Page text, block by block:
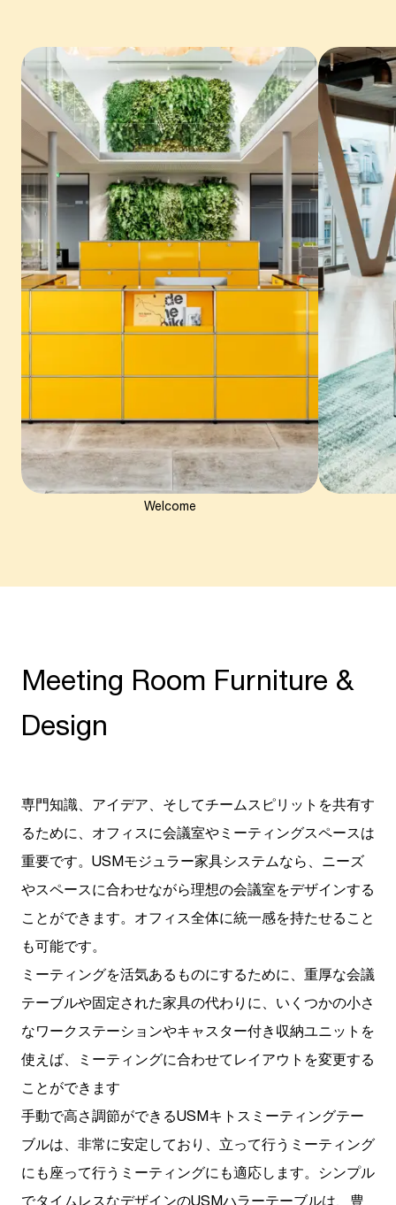
Welcome
Meeting Room Furniture &
Design
専門知識、アイデア、そしてチームスピリットを共有す
るために、オフィスに会議室やミーティングスペースは
重要です。USMモジュラー家具システムなら、ニーズ
やスペースに合わせながら理想の会議室をデザインする
ことができます。オフィス全体に統一感を持たせること
も可能です。
ミーティングを活気あるものにするために、重厚な会議
テーブルや固定された家具の代わりに、いくつかの小さ
なワークステーションやキャスター付き収納ユニットを
使えば、ミーティングに合わせてレイアウトを変更する
ことができます
手動で高さ調節ができるUSMキトスミーティングテー
ブルは、非常に安定しており、立って行うミーティング
にも座って行うミーティングにも適応します。シンプル
でタイムレスなデザインのUSMハラーテーブルは、豊